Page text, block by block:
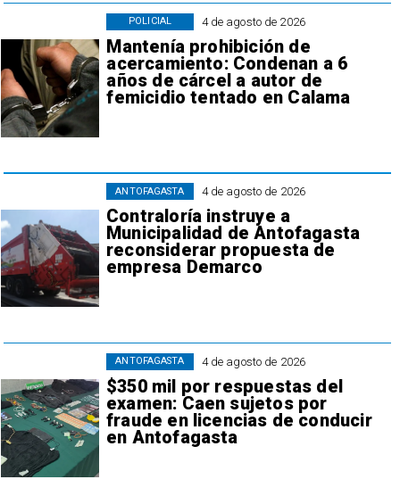
4 de agosto de 2026
Mantenía prohibición de
acercamiento: Condenan a 6
años de cárcel a autor de
femicidio tentado en Calama
POLICIAL
4 de agosto de 2026
Contraloría instruye a
Municipalidad de Antofagasta
reconsiderar propuesta de
empresa Demarco
ANTOFAGASTA
4 de agosto de 2026
$350 mil por respuestas del
examen: Caen sujetos por
fraude en licencias de conducir
en Antofagasta
ANTOFAGASTA